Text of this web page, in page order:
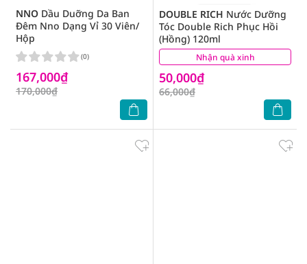
NNO Dầu Duỡng Da Ban
Đêm Nno Dạng Vỉ 30 Viên/
Hộp
167,000₫
170,000₫
(0) Nhận quà xinh
DOUBLE RICH Nước Dưỡng
Tóc Double Rich Phục Hồi
(Hồng) 120ml
50,000₫
66,000₫
(2)